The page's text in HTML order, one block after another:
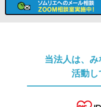
当法人は、
活動し